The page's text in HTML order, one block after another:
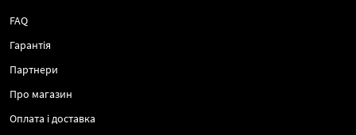
FAQ
Гарантія
Партнери
Про магазин
Оплата і доставка